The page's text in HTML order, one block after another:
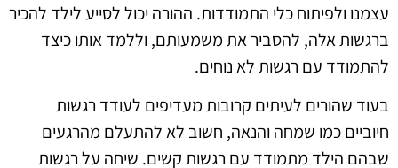
עצמנו ולפיתוח כלי התמודדות. ההורה יכול לסייע לילד להכיר
ברגשות אלה, להסביר את משמעותם, וללמד אותו כיצד
להתמודד עם רגשות לא נוחים.
בעוד שהורים לעיתים קרובות מעדיפים לעודד רגשות
חיוביים כמו שמחה והנאה, חשוב לא להתעלם מהרגעים
שבהם הילד מתמודד עם רגשות קשים. שיחה על רגשות